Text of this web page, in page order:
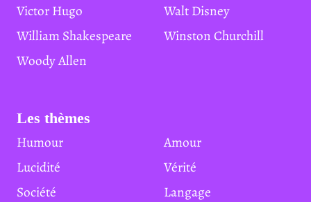
Victor Hugo
Walt Disney
William Shakespeare
Winston Churchill
Woody Allen
Les thèmes
Humour
Amour
Lucidité
Vérité
Société
Langage